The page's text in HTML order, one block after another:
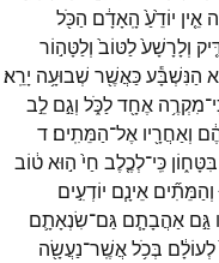
אֵ֤ין יוֹדֵ֙עַ֙ הָֽאָדָ֔ם הַכֹּ֖ל
וְלָרָשָׁע֙לַטּוֹב֙ וְלַטָּה֣וֹר
הַנִּשְׁבָּ֕עכַּאֲשֶׁ֖ר שְׁבוּעָ֥ה יָרֵֽא׃
מִקְרֶ֥ה אֶחָ֖דלַכֹּ֑ל וְגַ֣ם לֵ֣ב
וְאַחֲרָ֖יו אֶל־הַמֵּתִֽים׃ ד
בִּטָּח֑וֹן כִּֽי־לְכֶ֤לֶב חַי֙ ה֣וּאט֔וֹב
וְהַמֵּתִ֞ים אֵינָ֧ם יוֹדְעִ֣ים
ו גַּ֣ם אַהֲבָתָ֧ם גַּם־שִׂנְאָתָ֛ם
לְעוֹלָ֔ם בְּכֹ֥לאֲשֶֽׁר־נַעֲשָׂ֖ה